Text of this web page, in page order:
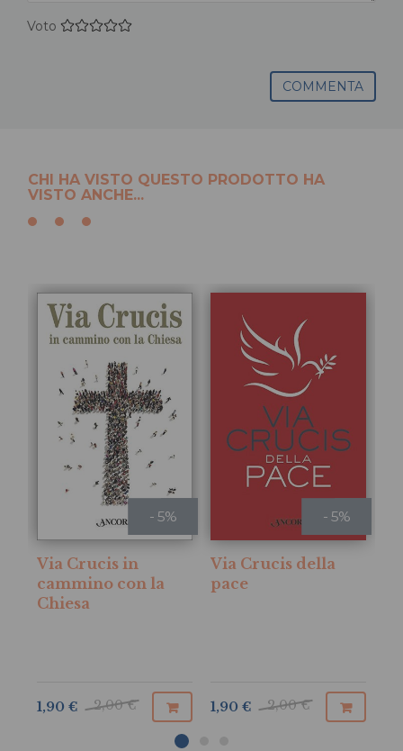
Voto
COMMENTA
CHI HA VISTO QUESTO PRODOTTO HA
VISTO ANCHE...
- 5%
Via Crucis in
cammino con la
Chiesa
2,00 €
1,90 €
- 5%
Via Crucis della
pace
2,00 €
1,90 €